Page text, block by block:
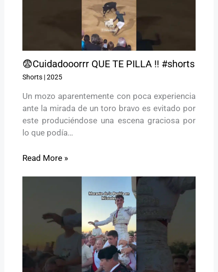
😨Cuidadooorrr QUE TE PILLA !! #shorts
Shorts|2025
Un mozo aparentemente con poca experiencia
ante la mirada de un toro bravo es evitado por
este produciéndose una escena graciosa por
lo que podía…
Read More »